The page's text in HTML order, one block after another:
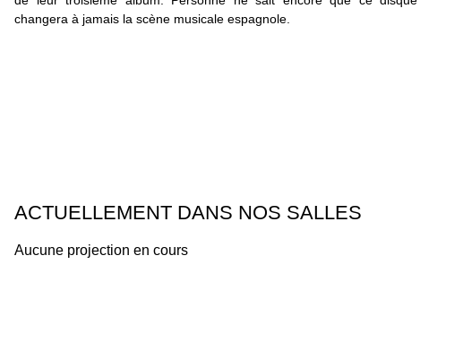
changera à jamais la scène musicale espagnole.
ACTUELLEMENT DANS NOS SALLES
Aucune projection en cours